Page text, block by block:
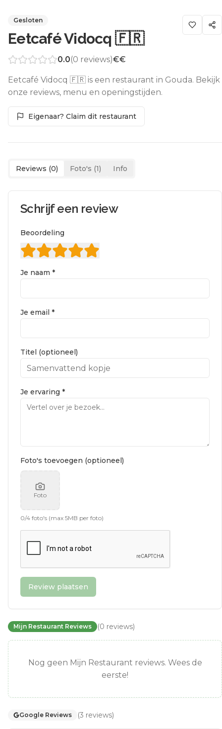
Gesloten
Eetcafé Vidocq 🇫🇷
0.0(0 reviews)€€
Eetcafé Vidocq 🇫🇷 is een restaurant in Gouda. Bekijk
onze reviews, menu en openingstijden.
Eigenaar? Claim dit restaurant
Reviews (0) Foto's (1) Info
Schrijf een review
Beoordeling
Je naam *
Je email *
Titel (optioneel)
Je ervaring *
Foto's toevoegen (optioneel)
Foto
0/4 foto's (max 5MB per foto)
Review plaatsen
Mijn Restaurant Reviews (0 reviews)
Nog geen Mijn Restaurant reviews. Wees de
eerste!
Google Reviews (3 reviews)